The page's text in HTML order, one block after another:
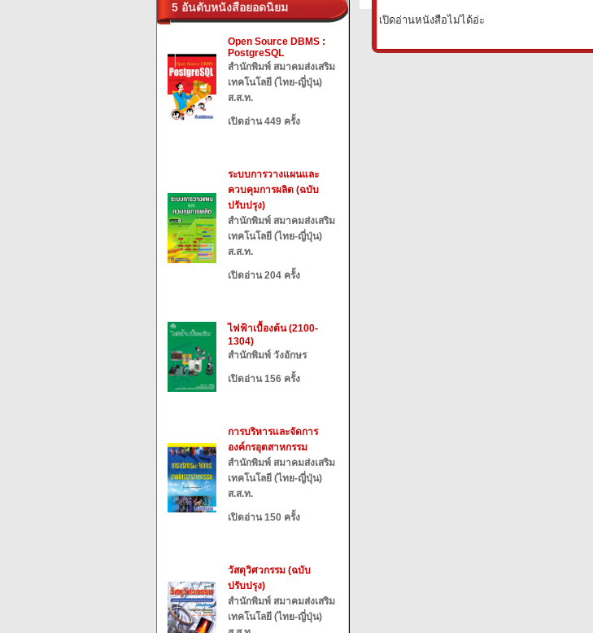
5 อันดับหนังสือยอดนิยม
Open Source DBMS :
PostgreSQL
สำนักพิมพ์ สมาคมส่งเสริม
เทคโนโลยี (ไทย-ญี่ปุ่น)
ส.ส.ท.
เปิดอ่าน 449 ครั้ง
ระบบการวางแผนและ
ควบคุมการผลิต (ฉบับ
ปรับปรุง)
สำนักพิมพ์ สมาคมส่งเสริม
เทคโนโลยี (ไทย-ญี่ปุ่น)
ส.ส.ท.
เปิดอ่าน 204 ครั้ง
ไฟฟ้าเบื้องต้น (2100-
1304)
สำนักพิมพ์ วังอักษร
เปิดอ่าน 156 ครั้ง
การบริหารและจัดการ
องค์กรอุตสาหกรรม
สำนักพิมพ์ สมาคมส่งเสริม
เทคโนโลยี (ไทย-ญี่ปุ่น)
ส.ส.ท.
เปิดอ่าน 150 ครั้ง
วัสดุวิศวกรรม (ฉบับ
ปรับปรุง)
สำนักพิมพ์ สมาคมส่งเสริม
เทคโนโลยี (ไทย-ญี่ปุ่น)
เปิดอ่านหนังสือไม่ได้อ่ะ